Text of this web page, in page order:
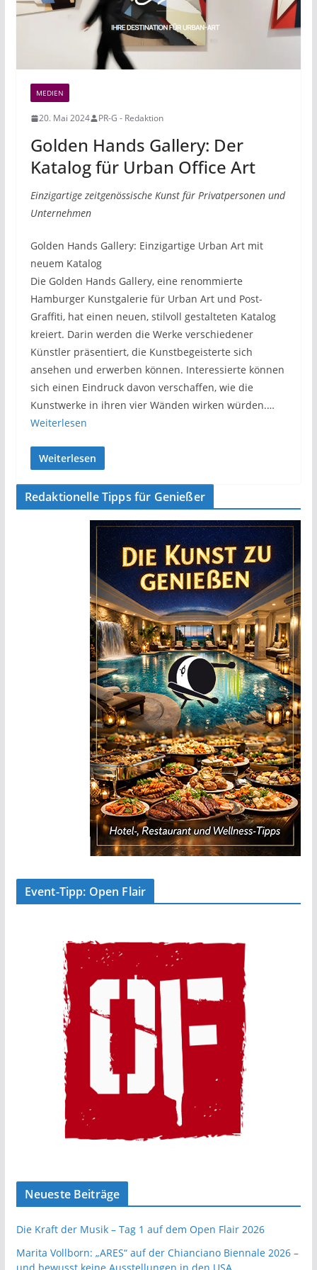
MEDIEN
20. Mai 2024 PR-G - Redaktion
Golden Hands Gallery: Der
Katalog für Urban Office Art
Einzigartige zeitgenössische Kunst für Privatpersonen und
Unternehmen
Golden Hands Gallery: Einzigartige Urban Art mit
neuem Katalog
Die Golden Hands Gallery, eine renommierte
Hamburger Kunstgalerie für Urban Art und Post-
Graffiti, hat einen neuen, stilvoll gestalteten Katalog
kreiert. Darin werden die Werke verschiedener
Künstler präsentiert, die Kunstbegeisterte sich
ansehen und erwerben können. Interessierte können
sich einen Eindruck davon verschaffen, wie die
Kunstwerke in ihren vier Wänden wirken würden.…
Weiterlesen
Weiterlesen
Redaktionelle Tipps für Genießer
Event-Tipp: Open Flair
Neueste Beiträge
Die Kraft der Musik – Tag 1 auf dem Open Flair 2026
Marita Vollborn: „ARES“ auf der Chianciano Biennale 2026 –
und bewusst keine Ausstellungen in den USA